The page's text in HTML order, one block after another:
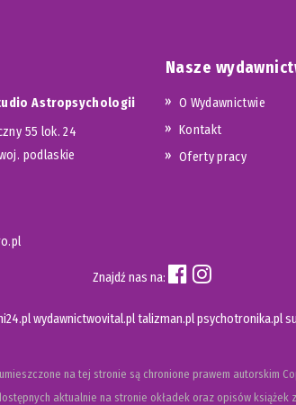
Astropsychologii
55 lok. 24
podlaskie
Nasze
O Wydawnictwie
Kontakt
Oferty pracy
Znajdź nas na:
wydawnictwovital.pl talizman.pl psychotronika.pl
na tej stronie są chronione prawem autorskim
aktualnie na stronie okładek oraz opisów książek